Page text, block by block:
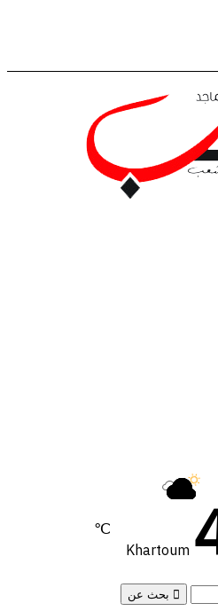
Khartoum
℃
بحث عن